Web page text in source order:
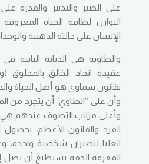
على الصبر والتدبير والقدرة على
التوازن لطاقة الحياة
الإنسان على حالته الذهنية
عقيدة اتحاد الخالق بالمخلوق
بقانون سماوي هو أصل الحياة
وأن على “الطاوي” أن يتجرد من
وأعلى مراتب التصوف عندهم هي
الفرد والقانون الأعظم،
العليا لتصيران شخصية واحدة،
المعرفة الحقة يستطيع أن يصل